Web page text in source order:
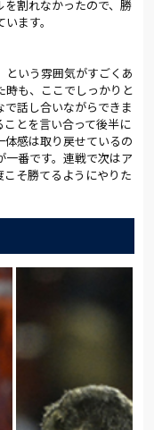
割れなかったので、勝
ます。
いう雰囲気がすごくあ
時も、ここでしっかりと
話し合いながらできま
とを言い合って後半に
感は取り戻せているの
番です。連戦で次はア
そ勝てるようにやりた